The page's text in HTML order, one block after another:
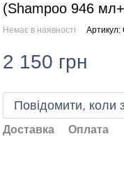
(Shampoo 946
Немає в наявності Артикул:
2 150 грн
Повідомити, коли
Доставка Оплата